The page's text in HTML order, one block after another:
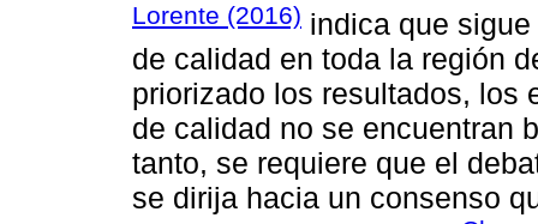
Lorente (2016) indica que
de calidad en toda la región
priorizado los resultados, los
de calidad no se encuentran
tanto, se requiere que el
se dirija hacia un consenso